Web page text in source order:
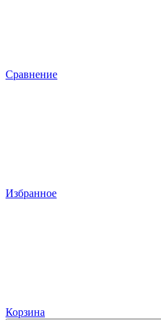
Сравнение
Избранное
Корзина